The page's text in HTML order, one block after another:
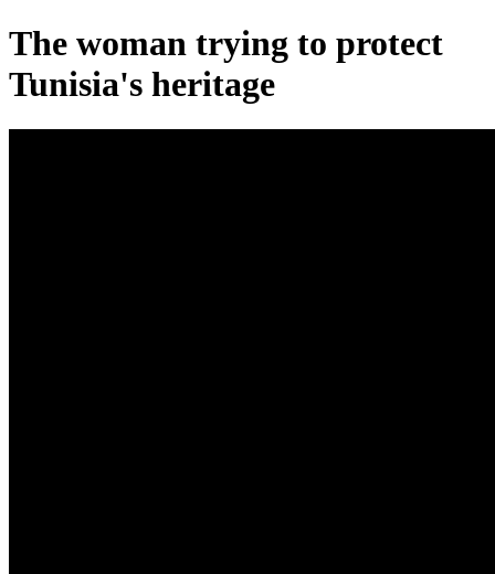
The woman trying to protect
Tunisia's heritage